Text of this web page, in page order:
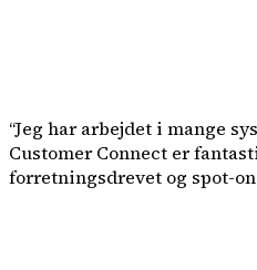
“Jeg har arbejdet i mange
Customer Connect er
forretningsdrevet og spot-